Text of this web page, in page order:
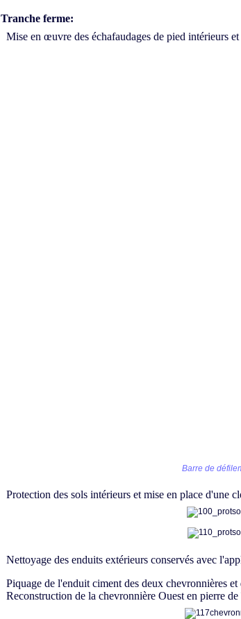
Tranche ferme:
Mise en œuvre des échafaudages de pied intérieurs
Barre de
Protection des sols intérieurs et mise en place d'une
Nettoyage des enduits extérieurs conservés avec
Piquage de l'enduit ciment des deux chevronnières et
Reconstruction de la chevronnière Ouest en pierre